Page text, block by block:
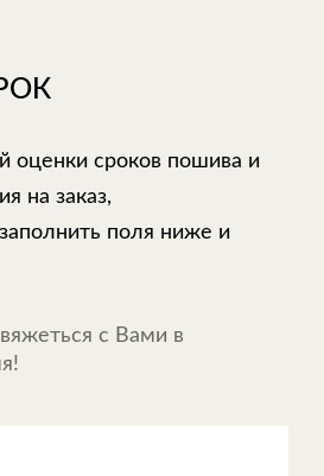
оценки сроков пошива и
на заказ,
поля ниже и
с Вами в